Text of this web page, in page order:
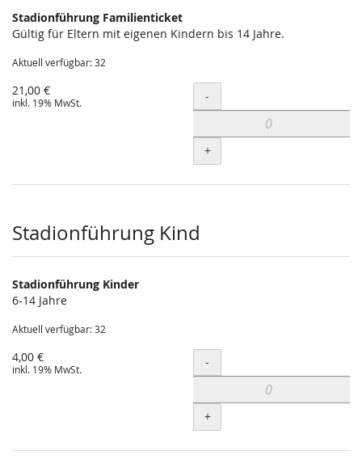
Stadionführung Familienticket
Gültig für Eltern mit eigenen Kindern bis 14 Jahre.
Aktuell verfügbar: 32
21,00 €
inkl. 19% MwSt. Menge
-
+
Stadionführung Kind
Stadionführung Kinder
6-14 Jahre
Aktuell verfügbar: 32
4,00 €
inkl. 19% MwSt. Menge
-
+